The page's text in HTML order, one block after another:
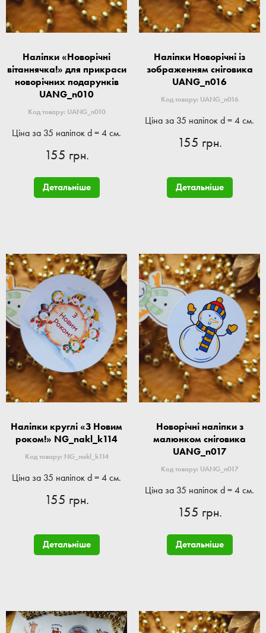
Наліпки «Новорічні
вітаннячка!» для прикраси
новорічних подарунків
UANG_n010
Код товару: UANG_n010
Ціна за 35 наліпок d = 4 см.
155 грн.
Детальніше
Наліпки Новорічні із
зображенням сніговика
UANG_n016
Код товару: UANG_n016
Ціна за 35 наліпок d = 4 см.
155 грн.
Детальніше
Наліпки круглі «З Новим
роком!» NG_nakl_k114
Код товару: NG_nakl_k114
Ціна за 35 наліпок d = 4 см.
155 грн.
Детальніше
Новорічні наліпки з
малюнком сніговика
UANG_n017
Код товару: UANG_n017
Ціна за 35 наліпок d = 4 см.
155 грн.
Детальніше